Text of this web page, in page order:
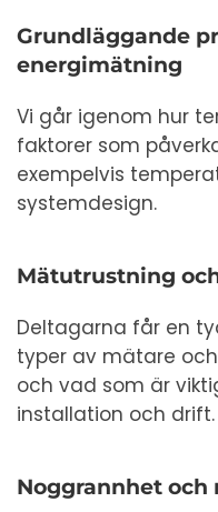
Grundläggande
energimätning
Vi går igenom hur
faktorer som
exempelvis
systemdesign.
Mätutrustning
Deltagarna får en
typer av mätare
och vad som är
installation och drift.
Noggrannhet